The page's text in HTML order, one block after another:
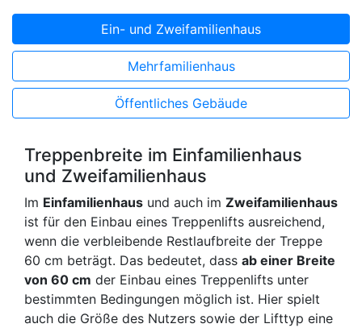
Ein- und Zweifamilienhaus
Mehrfamilienhaus
Öffentliches Gebäude
Treppenbreite im Einfamilienhaus
und Zweifamilienhaus
Im Einfamilienhaus und auch im Zweifamilienhaus
ist für den Einbau eines Treppenlifts ausreichend,
wenn die verbleibende Restlaufbreite der Treppe
60 cm beträgt. Das bedeutet, dass ab einer Breite
von 60 cm der Einbau eines Treppenlifts unter
bestimmten Bedingungen möglich ist. Hier spielt
auch die Größe des Nutzers sowie der Lifttyp eine